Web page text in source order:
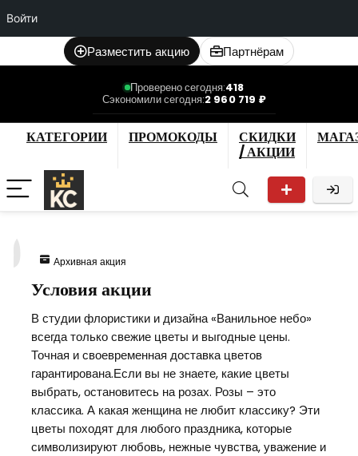
Войти
Разместить акцию Партнёрам
Проверено сегодня:418
Сэкономили сегодня:2 960 719 ₽
КАТЕГОРИИ ПРОМОКОДЫ
СКИДКИ
/ АКЦИИ
Архивная акция
Условия акции
В студии флористики и дизайна «Ванильное небо»
всегда только свежие цветы и выгодные цены.
Точная и своевременная доставка цветов
гарантирована.Если вы не знаете, какие цветы
выбрать, остановитесь на розах. Розы – это
классика. А какая женщина не любит классику? Эти
цветы походят для любого праздника, которые
символизируют любовь, нежные чувства, уважение и